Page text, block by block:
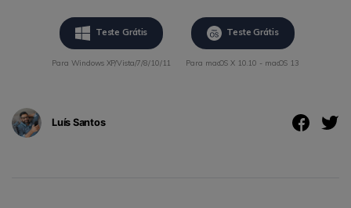
Teste Grátis
Para Windows XP/Vista/7/8/10/11
Teste Grátis
Para macOS X 10.10 - macOS 13
Luís Santos